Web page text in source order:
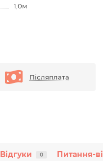
1,0м
Післяплата
Відгуки 0 Питання-